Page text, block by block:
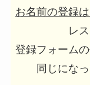
お名前の登録
レ
登録フォーム
同じにな